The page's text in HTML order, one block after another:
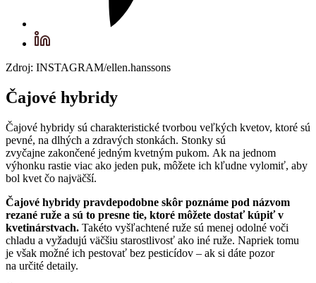
Zdroj: INSTAGRAM/ellen.hanssons
Čajové hybridy
Čajové hybridy sú charakteristické tvorbou veľkých kvetov, ktoré sú
pevné, na dlhých a zdravých stonkách. Stonky sú
zvyčajne zakončené jedným kvetným pukom. Ak na jednom
výhonku rastie viac ako jeden puk, môžete ich kľudne vylomiť, aby
bol kvet čo najväčší.
Čajové hybridy pravdepodobne skôr poznáme pod názvom
rezané ruže a sú to presne tie, ktoré môžete dostať kúpiť v
kvetinárstvach. Takéto vyšľachtené ruže sú menej odolné voči
chladu a vyžadujú väčšiu starostlivosť ako iné ruže. Napriek tomu
je však možné ich pestovať bez pesticídov – ak si dáte pozor
na určité detaily.